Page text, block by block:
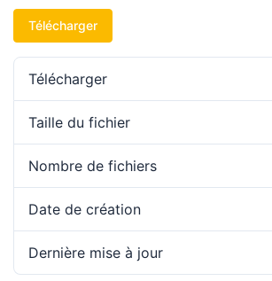
Télécharger
Télécharger
Taille du fichier
Nombre de fichiers
Date de création
Dernière mise à jour